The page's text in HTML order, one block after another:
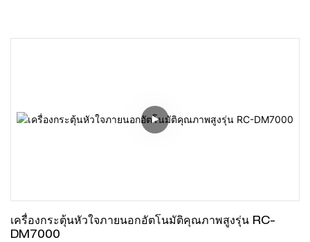
เครื่องกระตุ้นหัวใจภายนอกอัตโนมัติคุณภาพสูงรุ่น RC-
DM7000